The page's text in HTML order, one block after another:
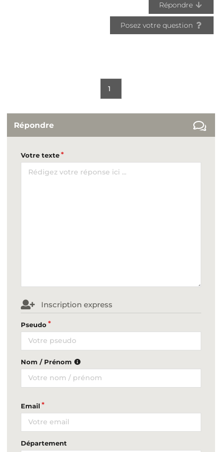
Répondre
Posez votre question
1
Répondre
Votre texte
Inscription express
Pseudo
Nom / Prénom
Email
Département